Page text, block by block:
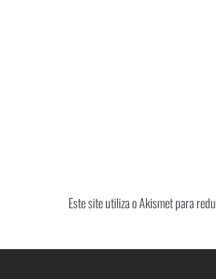
Este site utiliza o Akismet para